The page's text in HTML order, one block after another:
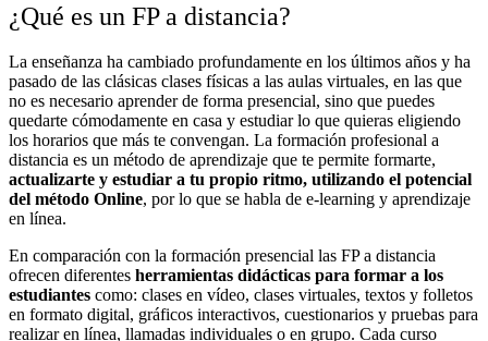
¿Qué es un FP a distancia?
La enseñanza ha cambiado profundamente en los últimos años y ha
pasado de las clásicas clases físicas a las aulas virtuales, en las que
no es necesario aprender de forma presencial, sino que puedes
quedarte cómodamente en casa y estudiar lo que quieras eligiendo
los horarios que más te convengan. La formación profesional a
distancia es un método de aprendizaje que te permite formarte,
actualizarte y estudiar a tu propio ritmo, utilizando el potencial
del método Online, por lo que se habla de e-learning y aprendizaje
en línea.
En comparación con la formación presencial las FP a distancia
ofrecen diferentes herramientas didácticas para formar a los
estudiantes como: clases en vídeo, clases virtuales, textos y folletos
en formato digital, gráficos interactivos, cuestionarios y pruebas para
realizar en línea, llamadas individuales o en grupo. Cada curso